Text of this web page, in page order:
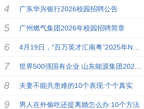
广东华兴银行2026校园招聘公告
广州燃气集团2026年校园招聘简章
夫妻不能共患难的10个表现:个个真实
男人在外偷吃还提离婚怎么办:10个方法